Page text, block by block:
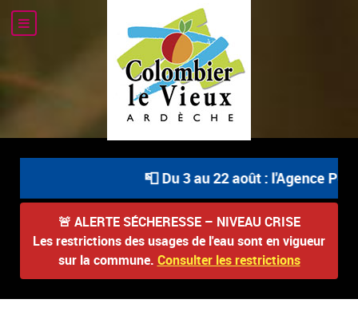
📮 Du 3 au 22 août : l'Agence
🚨 ALERTE SÉCHERESSE – NIVEAU CRISE
Les restrictions des usages de l'eau sont en vigueur
sur la commune. Consulter les restrictions